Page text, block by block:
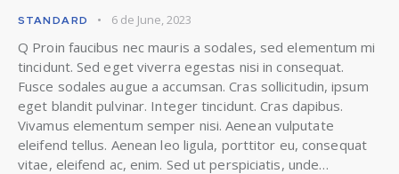
STANDARD 6 de June, 2023
Q Proin faucibus nec mauris a sodales, sed elementum mi
tincidunt. Sed eget viverra egestas nisi in consequat.
Fusce sodales augue a accumsan. Cras sollicitudin, ipsum
eget blandit pulvinar. Integer tincidunt. Cras dapibus.
Vivamus elementum semper nisi. Aenean vulputate
eleifend tellus. Aenean leo ligula, porttitor eu, consequat
vitae, eleifend ac, enim. Sed ut perspiciatis, unde…